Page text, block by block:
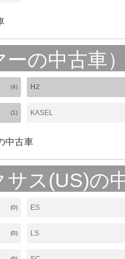
ーの中古車
(4) H2
(1) KASEL
中古車
サス(US)の
(0) ES
(0) LS